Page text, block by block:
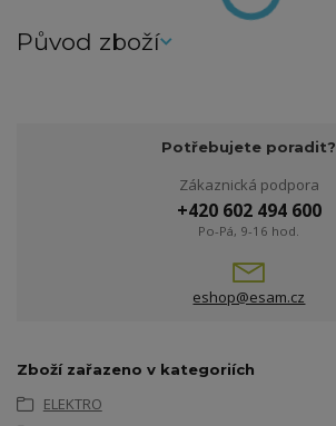
Původ zboží
Potřebujete poradit?
Zákaznická podpora
+420 602 494 600
Po-Pá, 9-16 hod.
eshop@esam.cz
Zboží zařazeno v kategoriích
ELEKTRO